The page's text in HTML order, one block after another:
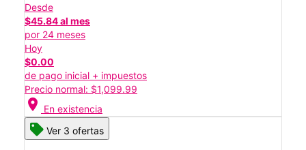
Desde
$45.84 al mes
por 24 meses
Hoy
$0.00
de pago inicial + impuestos
Precio normal: $1,099.99
location_on En existencia
Ver 3 ofertas